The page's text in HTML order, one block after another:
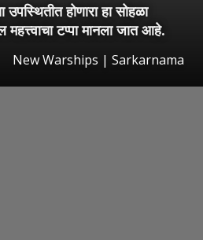
उपस्थितीत होणारा हा सोहळा
महत्त्वाचा टप्पा मानला जात आहे.
New Warships | Sarkarnama